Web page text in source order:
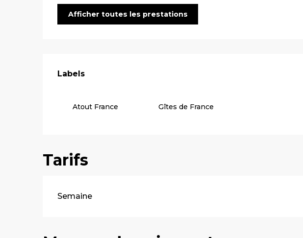
Afficher toutes les prestations
Offres de prestations
Labels
Labels
Atout France Gîtes de France
Tarifs
Tarifs 2026
Semaine